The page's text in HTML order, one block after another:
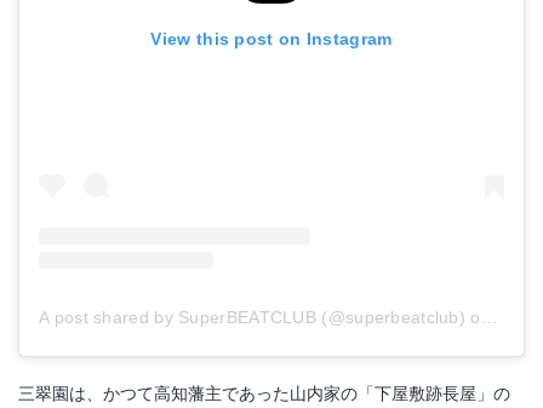
View this post on Instagram
A post shared by SuperBEATCLUB (@superbeatclub) on
三翠園は、かつて高知藩主であった山内家の「下屋敷跡長屋」の